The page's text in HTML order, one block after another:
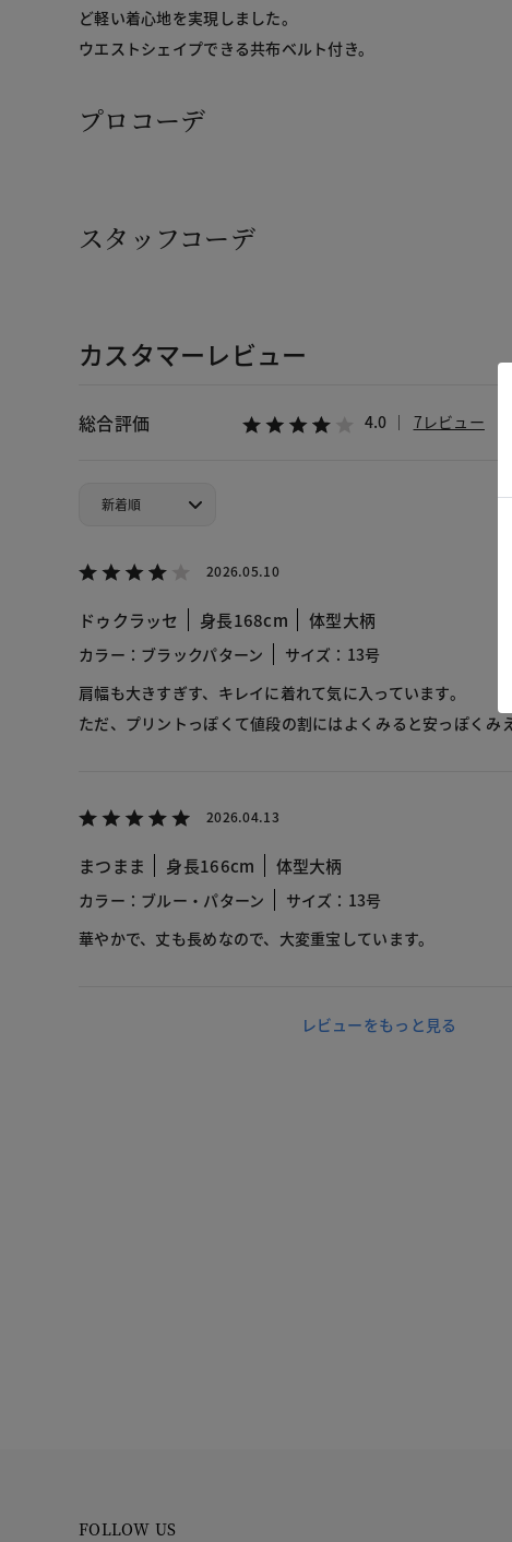
ど軽い着心地を実現しました。
ウエストシェイプできる共布ベルト付き。
プロコーデ
スタッフコーデ
カスタマーレビュー
総合評価 4.0 7レビュー
2026.05.10
ドゥクラッセ 身長168cm 体型大柄
カラー：ブラックパターン
サイズ：13号
肩幅も大きすぎす、キレイに着れて気に入っています。
ただ、プリントっぽくて値段の割にはよくみると安っぽくみ
2026.04.13
まつまま 身長166cm 体型大柄
カラー：ブルー・パターン
サイズ：13号
華やかで、丈も長めなので、大変重宝しています。
レビューをもっと見る
FOLLOW US